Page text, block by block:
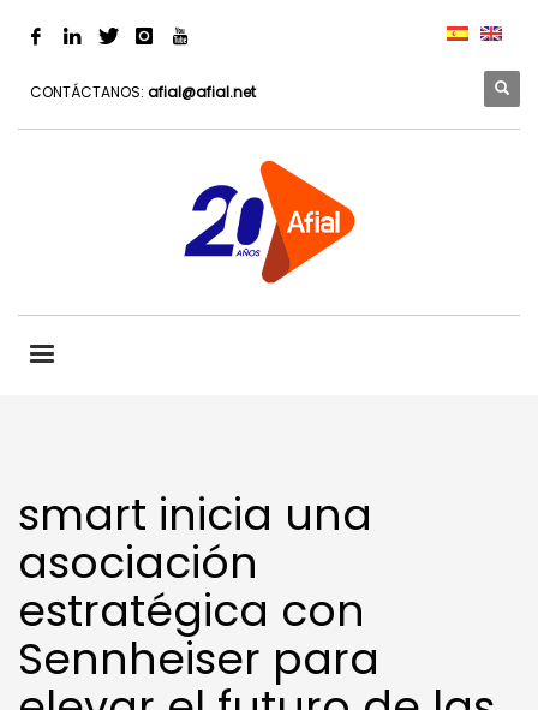
CONTÁCTANOS: afial@afial.net
smart inicia una
asociación
estratégica con
Sennheiser para